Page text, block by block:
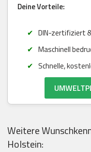
Deine Vorteile:
DIN-zertifiziert
Maschinell
Schnelle,
Weitere
Holstein: